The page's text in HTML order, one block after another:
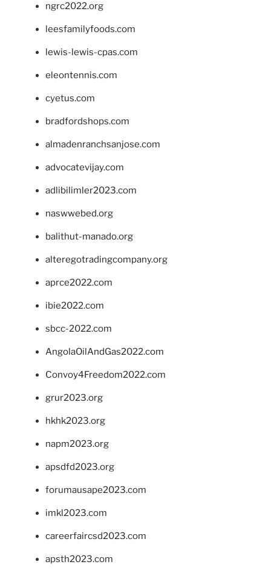
ngrc2022.org
leesfamilyfoods.com
lewis-lewis-cpas.com
eleontennis.com
cyetus.com
bradfordshops.com
almadenranchsanjose.com
advocatevijay.com
adlibilimler2023.com
naswwebed.org
balithut-manado.org
alteregotradingcompany.org
aprce2022.com
ibie2022.com
sbcc-2022.com
AngolaOilAndGas2022.com
Convoy4Freedom2022.com
grur2023.org
hkhk2023.org
napm2023.org
apsdfd2023.org
forumausape2023.com
imkl2023.com
careerfaircsd2023.com
apsth2023.com